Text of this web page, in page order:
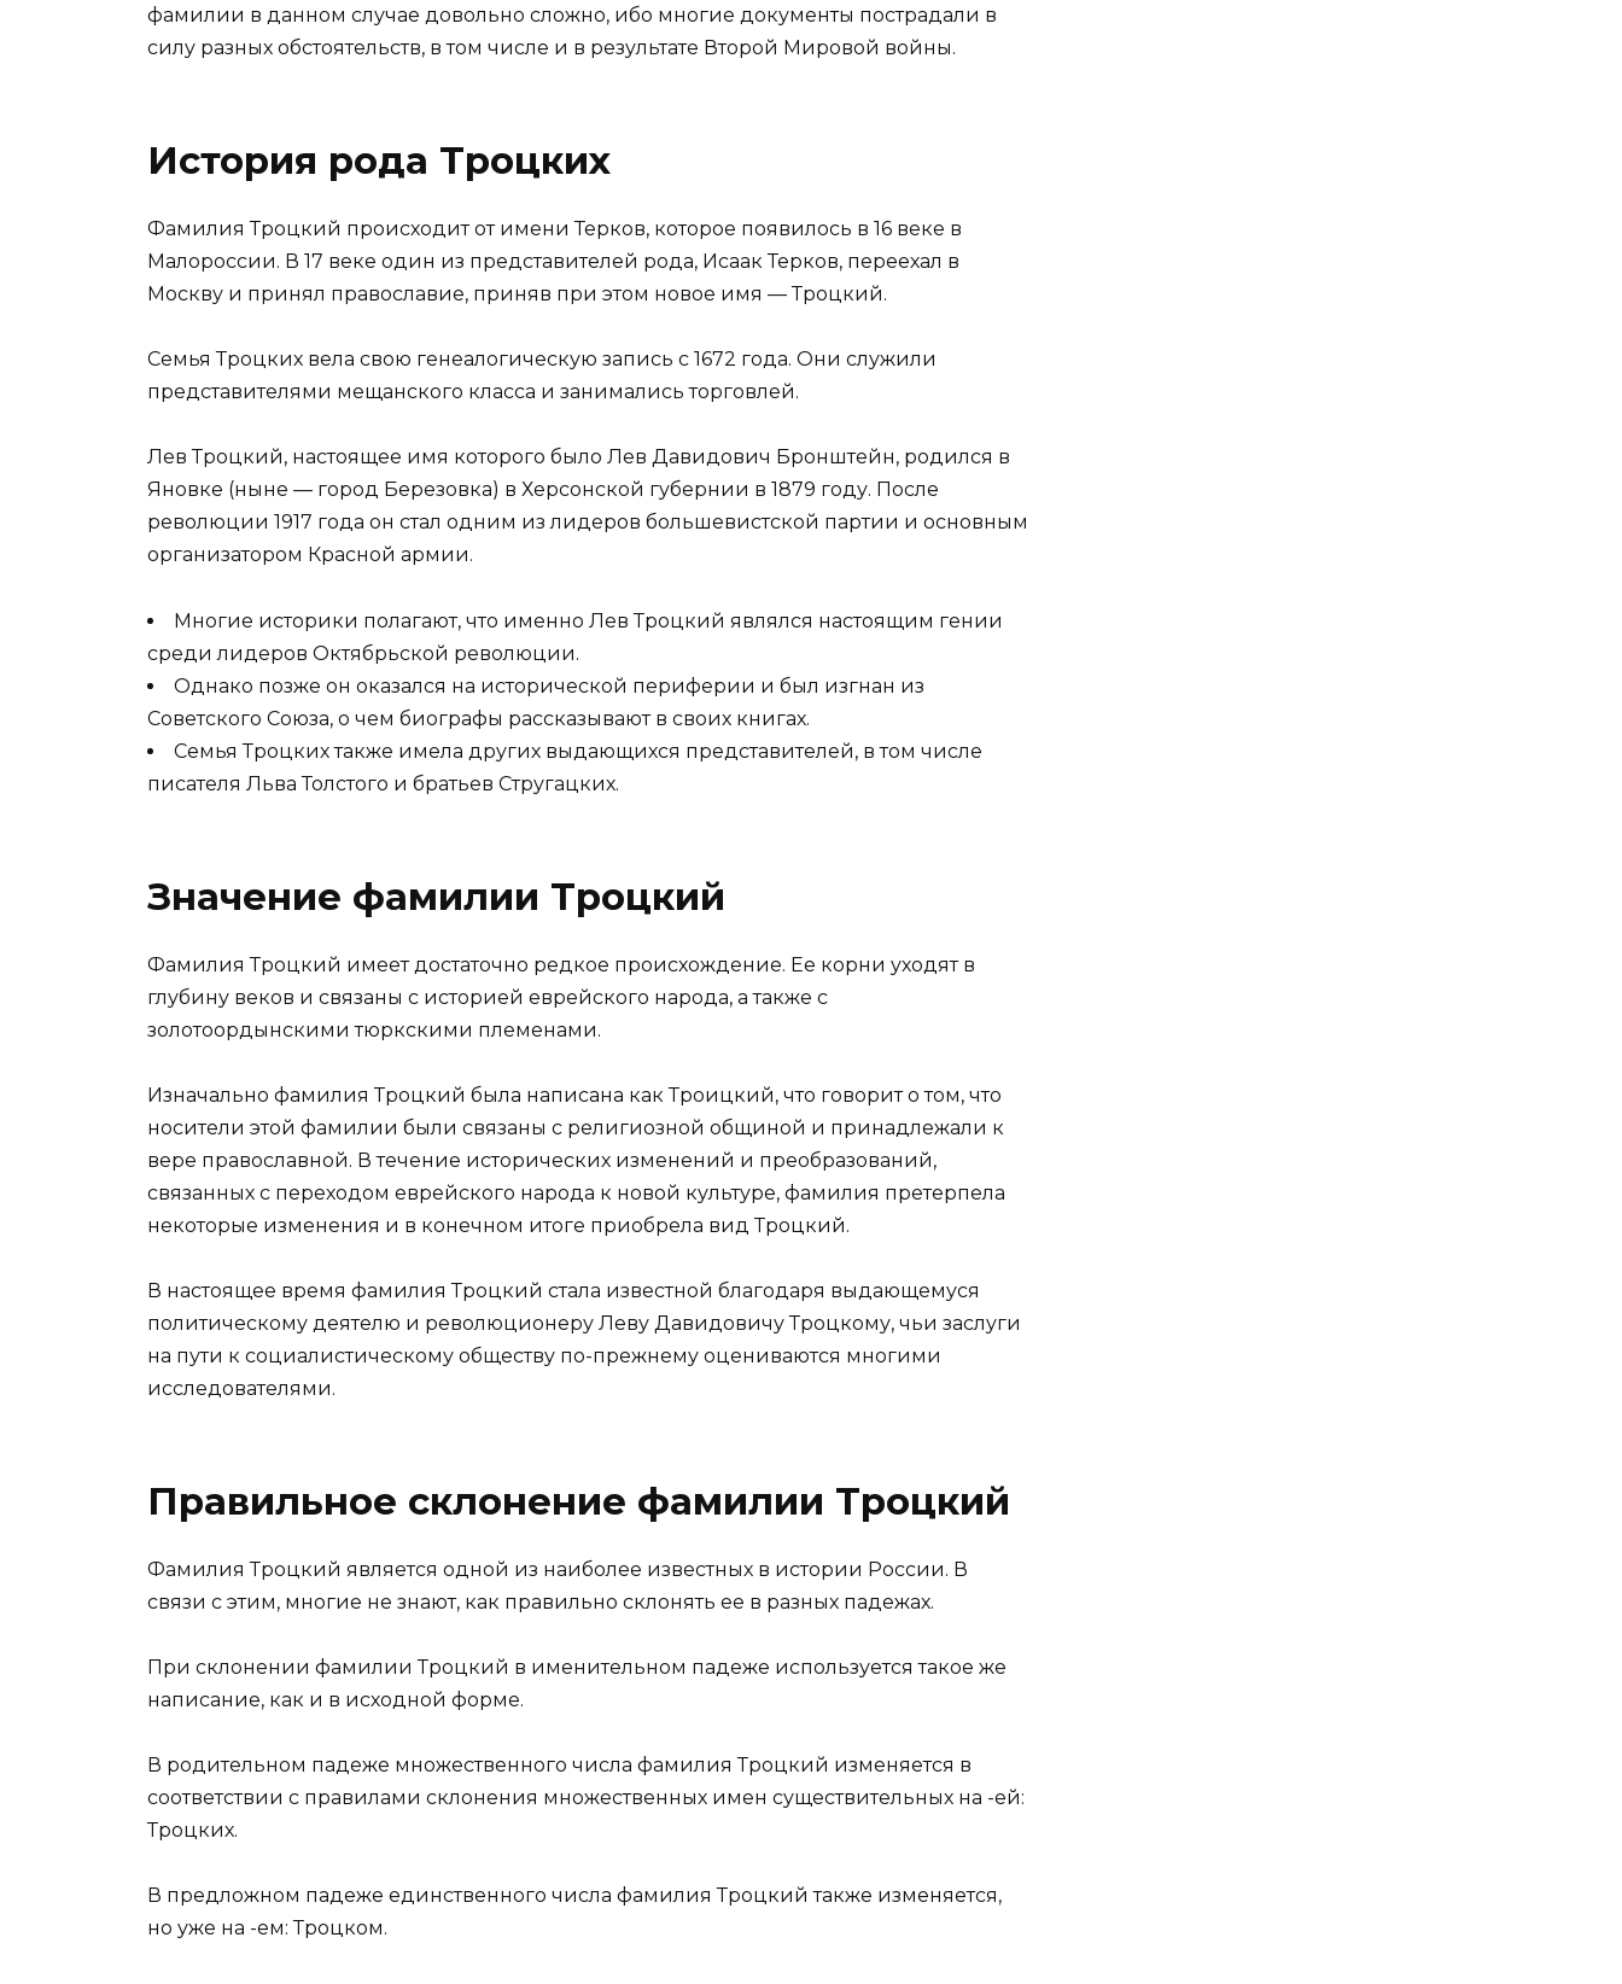
фамилии в данном случае довольно сложно, ибо многие документы пострадали в
силу разных обстоятельств, в том числе и в результате Второй Мировой войны.
История рода Троцких
Фамилия Троцкий происходит от имени Терков, которое появилось в 16 веке в
Малороссии. В 17 веке один из представителей рода, Исаак Терков, переехал в
Москву и принял православие, приняв при этом новое имя — Троцкий.
Семья Троцких вела свою генеалогическую запись с 1672 года. Они служили
представителями мещанского класса и занимались торговлей.
Лев Троцкий, настоящее имя которого было Лев Давидович Бронштейн, родился в
Яновке (ныне — город Березовка) в Херсонской губернии в 1879 году. После
революции 1917 года он стал одним из лидеров большевистской партии и основным
организатором Красной армии.
Многие историки полагают, что именно Лев Троцкий являлся настоящим гении
среди лидеров Октябрьской революции.
Однако позже он оказался на исторической периферии и был изгнан из
Советского Союза, о чем биографы рассказывают в своих книгах.
Семья Троцких также имела других выдающихся представителей, в том числе
писателя Льва Толстого и братьев Стругацких.
Значение фамилии Троцкий
Фамилия Троцкий имеет достаточно редкое происхождение. Ее корни уходят в
глубину веков и связаны с историей еврейского народа, а также с
золотоордынскими тюркскими племенами.
Изначально фамилия Троцкий была написана как Троицкий, что говорит о том, что
носители этой фамилии были связаны с религиозной общиной и принадлежали к
вере православной. В течение исторических изменений и преобразований,
связанных с переходом еврейского народа к новой культуре, фамилия претерпела
некоторые изменения и в конечном итоге приобрела вид Троцкий.
В настоящее время фамилия Троцкий стала известной благодаря выдающемуся
политическому деятелю и революционеру Леву Давидовичу Троцкому, чьи заслуги
на пути к социалистическому обществу по-прежнему оцениваются многими
исследователями.
Правильное склонение фамилии Троцкий
Фамилия Троцкий является одной из наиболее известных в истории России. В
связи с этим, многие не знают, как правильно склонять ее в разных падежах.
При склонении фамилии Троцкий в именительном падеже используется такое же
написание, как и в исходной форме.
В родительном падеже множественного числа фамилия Троцкий изменяется в
соответствии с правилами склонения множественных имен существительных на -ей:
Троцких.
В предложном падеже единственного числа фамилия Троцкий также изменяется,
но уже на -ем: Троцком.